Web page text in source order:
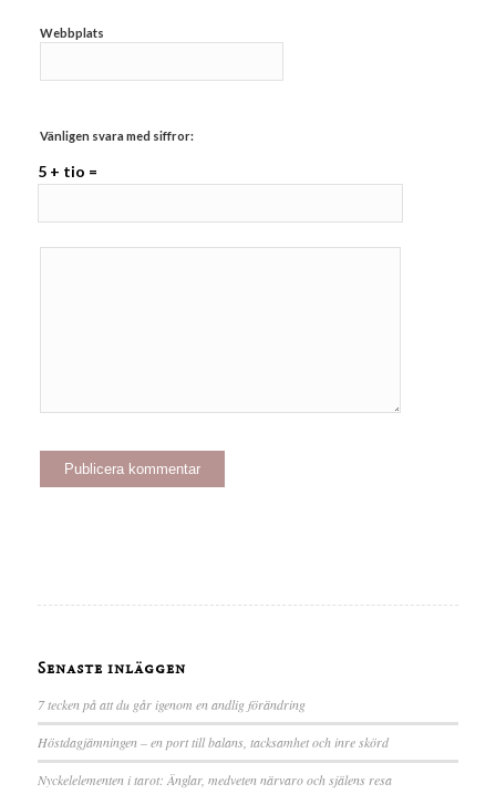
Webbplats
Vänligen svara med siffror:
5 + tio =
Senaste inläggen
7 tecken på att du går igenom en andlig förändring
Höstdagjämningen – en port till balans, tacksamhet och inre skörd
Nyckelelementen i tarot: Änglar, medveten närvaro och själens resa